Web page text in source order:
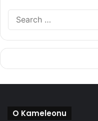
O Kameleonu